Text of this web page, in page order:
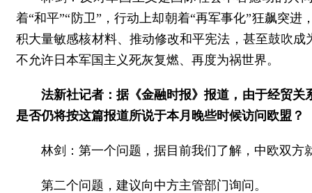
着“和平”“防卫”，行动上却朝着“再军事化”狂飙突
积大量敏感核材料、推动修改和平宪法，甚至鼓吹
不允许日本军国主义死灰复燃、再度为祸世界。
法新社记者：据《金融时报》报道，由于经贸
是否仍将按这篇报道所说于本月晚些时候访问欧盟？
林剑：第一个问题，据目前我们了解，中欧双方
第二个问题，建议向中方主管部门询问。